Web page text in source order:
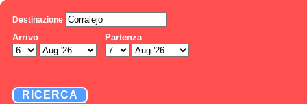
Destinazione
Arrivo Partenza
RICERCA